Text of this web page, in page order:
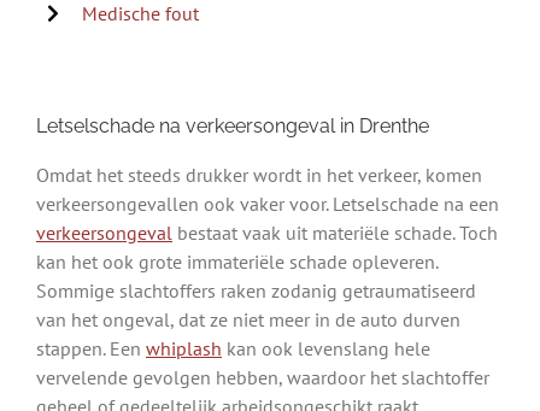
Medische fout
Letselschade na verkeersongeval in Drenthe
Omdat het steeds drukker wordt in het verkeer, komen
verkeersongevallen ook vaker voor. Letselschade na een
verkeersongeval bestaat vaak uit materiële schade. Toch
kan het ook grote immateriële schade opleveren.
Sommige slachtoffers raken zodanig getraumatiseerd
van het ongeval, dat ze niet meer in de auto durven
stappen. Een whiplash kan ook levenslang hele
vervelende gevolgen hebben, waardoor het slachtoffer
geheel of gedeeltelijk arbeidsongeschikt raakt.